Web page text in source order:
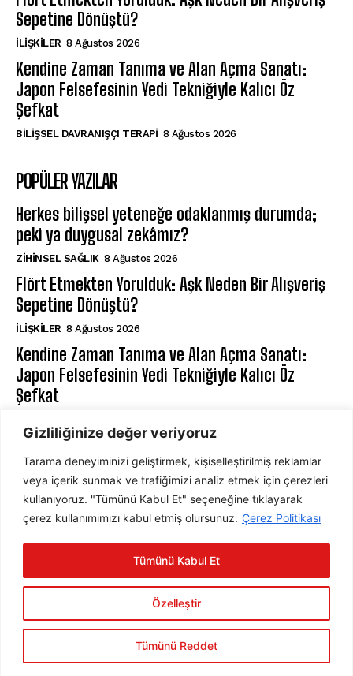
Gizliliğinize değer veriyoruz
Tarama deneyiminizi geliştirmek, kişiselleştirilmiş reklamlar
veya içerik sunmak ve trafiğimizi analiz etmek için çerezleri
kullanıyoruz. "Tümünü Kabul Et" seçeneğine tıklayarak
çerez kullanımımızı kabul etmiş olursunuz. Çerez Politikası
Özelleştir
Tümünü Reddet
Tümünü Kabul Et
Sepetine Dönüştü?
İLIŞKILER 8 Ağustos 2026
Kendine Zaman Tanıma ve Alan Açma Sanatı:
Japon Felsefesinin Yedi Tekniğiyle Kalıcı Öz
Şefkat
BILIŞSEL DAVRANIŞÇI TERAPI 8 Ağustos 2026
POPÜLER YAZILAR
Herkes bilişsel yeteneğe odaklanmış durumda;
peki ya duygusal zekâmız?
ZIHINSEL SAĞLIK 8 Ağustos 2026
Flört Etmekten Yorulduk: Aşk Neden Bir Alışveriş
Sepetine Dönüştü?
İLIŞKILER 8 Ağustos 2026
Kendine Zaman Tanıma ve Alan Açma Sanatı:
Japon Felsefesinin Yedi Tekniğiyle Kalıcı Öz
Şefkat
ABONE OL
ABONE OL
okudum, onaylıyorum.
2025 © Psychology Times Türkiye Tüm hakları saklıdır.